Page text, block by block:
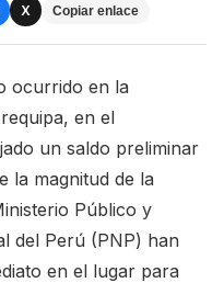
X Copiar enlace
ocurrido en la
en el
un saldo preliminar
la magnitud de la
Público y
del Perú (PNP) han
en el lugar para